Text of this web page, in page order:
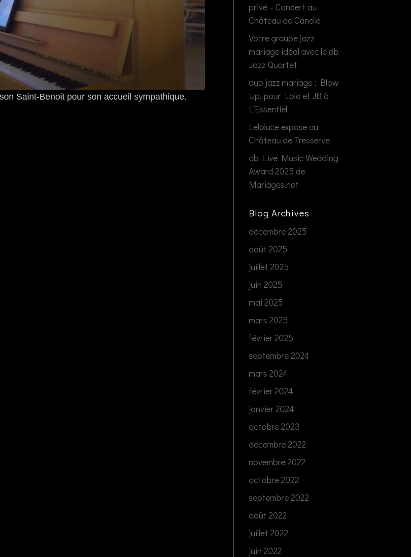
Saint-Benoit pour son accueil sympathique.
privé – Concert au
Château de Candie
Votre groupe jazz
mariage idéal avec le db
Jazz Quartet
duo jazz mariage : Blow
Up, pour Lola et JB à
L’Essentiel
Leloluce expose au
Château de Tresserve
db Live Music Wedding
Award 2025 de
Mariages.net
Blog Archives
décembre 2025
août 2025
juillet 2025
juin 2025
mai 2025
mars 2025
février 2025
septembre 2024
mars 2024
février 2024
janvier 2024
octobre 2023
décembre 2022
novembre 2022
octobre 2022
septembre 2022
août 2022
juillet 2022
juin 2022